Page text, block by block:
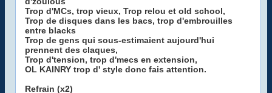
Trop d'MCs, trop vieux, Trop relou et old school,
Trop de disques dans les bacs, trop d'embrouilles
entre blacks
Trop de gens qui sous-estimaient aujourd'hui
prennent des claques,
Trop d'tension, trop d'mecs en extension,
OL KAINRY trop d' style donc fais attention.
Refrain (x2)